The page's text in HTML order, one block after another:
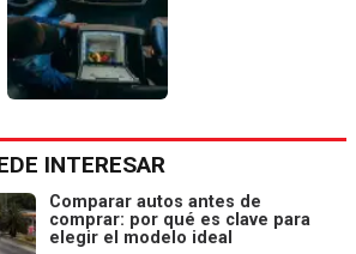
INTERESAR
Comparar autos antes de
comprar: por qué es clave para
elegir el modelo ideal